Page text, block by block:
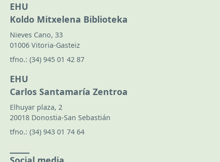
EHU
Koldo Mitxelena Biblioteka
Nieves Cano, 33
01006 Vitoria-Gasteiz
tfno.: (34) 945 01 42 87
EHU
Carlos Santamaría Zentroa
Elhuyar plaza, 2
20018 Donostia-San Sebastián
tfno.: (34) 943 01 74 64